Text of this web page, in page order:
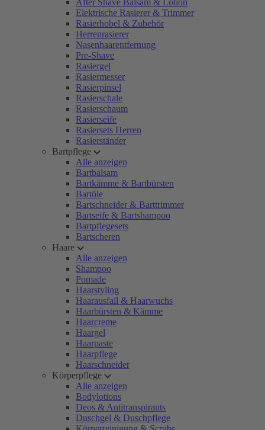
After Shave Balsam & Lotion
Elektrische Rasierer & Trimmer
Rasierhobel & Zubehör
Herrenrasierer
Nasenhaarentfernung
Pre-Shave
Rasiergel
Rasiermesser
Rasierpinsel
Rasierschale
Rasierschaum
Rasierseife
Rasiersets Herren
Rasierständer
Bartpflege
Alle anzeigen
Bartbalsam
Bartkämme & Bartbürsten
Bartöle
Bartschneider & Barttrimmer
Bartseife & Bartshampoo
Bartpflegesets
Bartscheren
Haare
Alle anzeigen
Shampoo
Pomade
Haarstyling
Haarausfall & Haarwuchs
Haarbürsten & Kämme
Haarcreme
Haargel
Haarpaste
Haarpflege
Haarschneider
Körperpflege
Alle anzeigen
Bodylotions
Deos & Antitranspirants
Duschgel & Duschpflege